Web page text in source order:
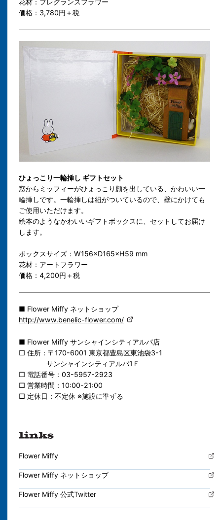
花材：フレグランスフラワー
価格：3,780円＋税
ひょっこり一輪挿し ギフトセット
窓からミッフィーがひょっこり顔を出している、かわいい一
輪挿しです。一輪挿しは紐がついているので、壁にかけても
ご使用いただけます。
絵本のようなかわいいギフトボックスに、セットしてお届け
します。
ボックスサイズ：W156×D165×H59 mm
花材：アートフラワー
価格：4,200円＋税
■ Flower Miffy ネットショップ
http://www.benelic-flower.com/
■ Flower Miffy サンシャインシティアルパ店
□ 住所：〒170-6001 東京都豊島区東池袋3-1
サンシャインシティアルパ1Ｆ
□ 電話番号：03-5957-2923
□ 営業時間：10:00-21:00
□ 定休日：不定休 ※施設に準ずる
Flower Miffy
Flower Miffy ネットショップ
Flower Miffy 公式Twitter